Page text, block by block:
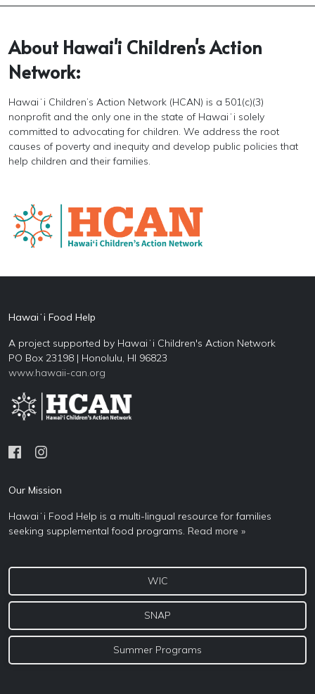
About Hawai'i Children's Action
Network:
Hawaiʻi Children’s Action Network (HCAN) is a 501(c)(3)
nonprofit and the only one in the state of Hawaiʻi solely
committed to advocating for children. We address the root
causes of poverty and inequity and develop public policies that
help children and their families.
Hawaiʻi Food Help
A project supported by Hawaiʻi Children's Action Network
PO Box 23198 | Honolulu, HI 96823
www.hawaii-can.org
Our Mission
Hawaiʻi Food Help is a multi-lingual resource for families
seeking supplemental food programs. Read more »
WIC
SNAP
Summer Programs